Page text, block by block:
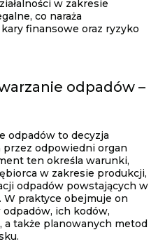
w zakresie
co naraża
finansowe oraz ryzyko
odpadów –
odpadów to decyzja
przez odpowiedni organ
ten określa warunki,
w zakresie produkcji,
odpadów powstających w
praktyce obejmuje on
ich kodów,
a także planowanych metod